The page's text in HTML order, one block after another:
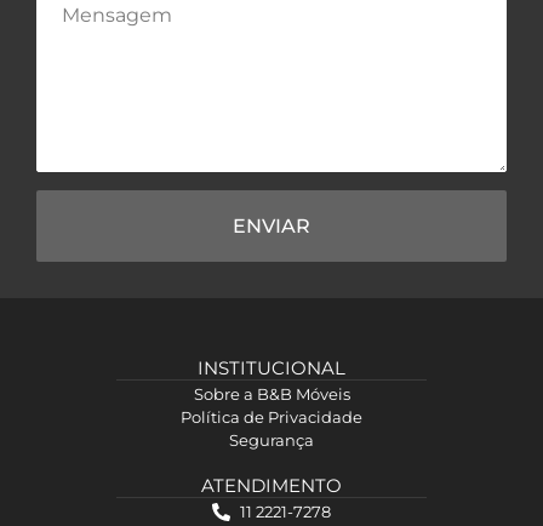
ENVIAR
INSTITUCIONAL
Sobre a B&B Móveis
Política de Privacidade
Segurança
ATENDIMENTO
11 2221-7278